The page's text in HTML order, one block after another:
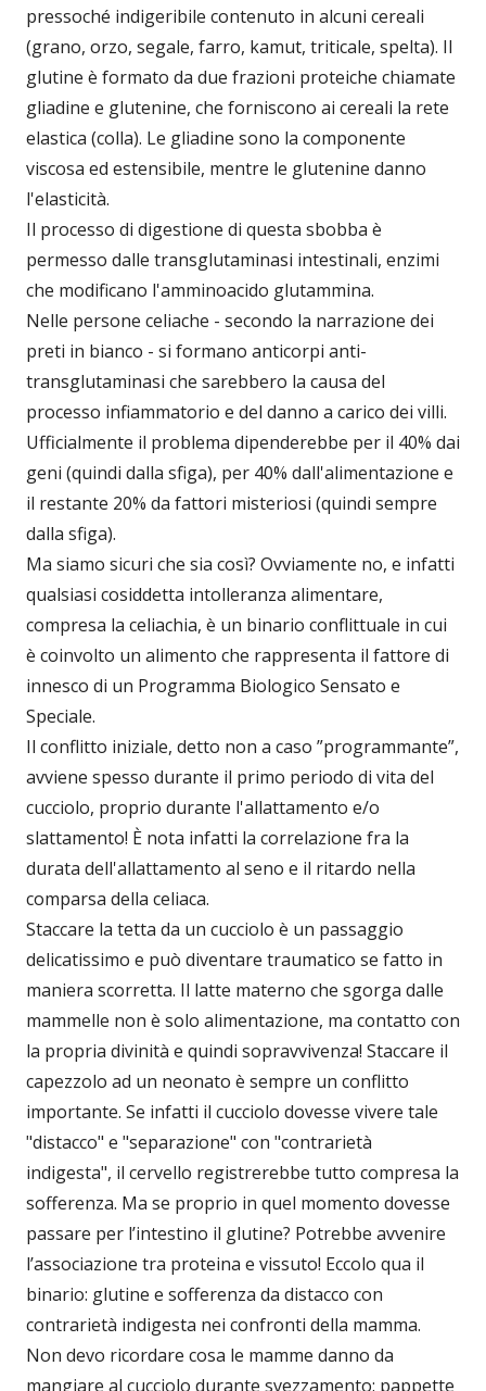
pressoché indigeribile contenuto in alcuni cereali
(grano, orzo, segale, farro, kamut, triticale, spelta). Il
glutine è formato da due frazioni proteiche chiamate
gliadine e glutenine, che forniscono ai cereali la rete
elastica (colla). Le gliadine sono la componente
viscosa ed estensibile, mentre le glutenine danno
l'elasticità.
Il processo di digestione di questa sbobba è
permesso dalle transglutaminasi intestinali, enzimi
che modificano l'amminoacido glutammina.
Nelle persone celiache - secondo la narrazione dei
preti in bianco - si formano anticorpi anti-
transglutaminasi che sarebbero la causa del
processo infiammatorio e del danno a carico dei villi.
Ufficialmente il problema dipenderebbe per il 40% dai
geni (quindi dalla sfiga), per 40% dall'alimentazione e
il restante 20% da fattori misteriosi (quindi sempre
dalla sfiga).
Ma siamo sicuri che sia così? Ovviamente no, e infatti
qualsiasi cosiddetta intolleranza alimentare,
compresa la celiachia, è un binario conflittuale in cui
è coinvolto un alimento che rappresenta il fattore di
innesco di un Programma Biologico Sensato e
Speciale.
Il conflitto iniziale, detto non a caso ”programmante”,
avviene spesso durante il primo periodo di vita del
cucciolo, proprio durante l'allattamento e/o
slattamento! È nota infatti la correlazione fra la
durata dell'allattamento al seno e il ritardo nella
comparsa della celiaca.
Staccare la tetta da un cucciolo è un passaggio
delicatissimo e può diventare traumatico se fatto in
maniera scorretta. Il latte materno che sgorga dalle
mammelle non è solo alimentazione, ma contatto con
la propria divinità e quindi sopravvivenza! Staccare il
capezzolo ad un neonato è sempre un conflitto
importante. Se infatti il cucciolo dovesse vivere tale
"distacco" e "separazione" con "contrarietà
indigesta", il cervello registrerebbe tutto compresa la
sofferenza. Ma se proprio in quel momento dovesse
passare per l’intestino il glutine? Potrebbe avvenire
l’associazione tra proteina e vissuto! Eccolo qua il
binario: glutine e sofferenza da distacco con
contrarietà indigesta nei confronti della mamma.
Non devo ricordare cosa le mamme danno da
mangiare al cucciolo durante svezzamento: pappette